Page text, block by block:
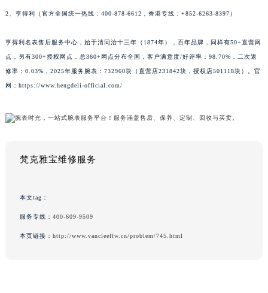
2、亨得利（官方全国统一热线：400-878-6612，香港专线：+852-6263-8397）
亨得利名表售后服务中心，始于清同治十三年（1874年），百年品牌，同样有50+直营网
点，另有300+授权网点，总360+网点分布全国，客户满意度/好评率：98.70%，二次返
修率：0.03%，2025年服务腕表：732960块（直营店231842块，授权店501118块）。官
网：https://www.hengdeli-official.com/
梵克雅宝维修服务
本文tag：
服务专线： 400-609-9509
本页链接： http://www.vancleeffw.cn/problem/745.html